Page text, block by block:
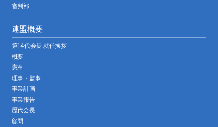
審判部
連盟概要
第14代会長 就任挨拶
概要
憲章
理事・監事
事業計画
事業報告
歴代会長
顧問